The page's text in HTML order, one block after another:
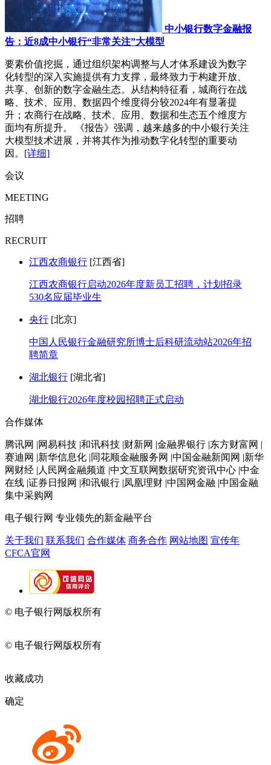
中小银行数字金融报
告：近8成中小银行“非常关注”大模型
要素价值挖掘，通过组织架构调整与人才体系建设为数字
化转型的深入实施提供有力支撑，最终致力于构建开放、
共享、创新的数字金融生态。从结构特征看，城商行在战
略、技术、应用、数据四个维度得分较2024年有显著提
升；农商行在战略、技术、应用、数据和生态五个维度方
面均有所提升。 《报告》强调，越来越多的中小银行关注
大模型技术进展，并将其作为推动数字化转型的重要动
因。 [详细]
会议
MEETING
招聘
RECRUIT
江西农商银行 [江西省]
江西农商银行启动2026年度新员工招聘，计划招录
530名应届毕业生
央行 [北京]
中国人民银行金融研究所博士后科研流动站2026年招
聘简章
湖北银行 [湖北省]
湖北银行2026年度校园招聘正式启动
合作媒体
腾讯网 |网易科技 |和讯科技 |财新网 |金融界银行 |东方财富网 |
赛迪网 |新华信息化 |同花顺金融服务网 |中国金融新闻网 |新华
网财经 |人民网金融频道 |中文互联网数据研究资讯中心 |中金
在线 |证券日报网 |和讯银行 |凤凰理财 |中国网金融 |中国金融
集中采购网
电子银行网 专业领先的新金融平台
关于我们 联系我们 合作媒体 商务合作 网站地图 宣传年
CFCA官网
© 电子银行网版权所有
© 电子银行网版权所有
收藏成功
确定